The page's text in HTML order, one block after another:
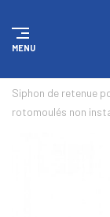
MENU
Siphon de retenue
rotomoulés non